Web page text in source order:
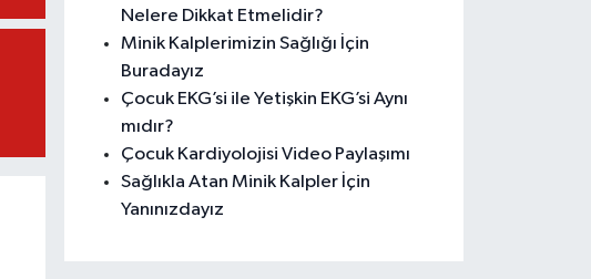
Nelere Dikkat Etmelidir?
Minik Kalplerimizin Sağlığı İçin
Buradayız
Çocuk EKG’si ile Yetişkin EKG’si Aynı
mıdır?
Çocuk Kardiyolojisi Video Paylaşımı
Sağlıkla Atan Minik Kalpler İçin
Yanınızdayız